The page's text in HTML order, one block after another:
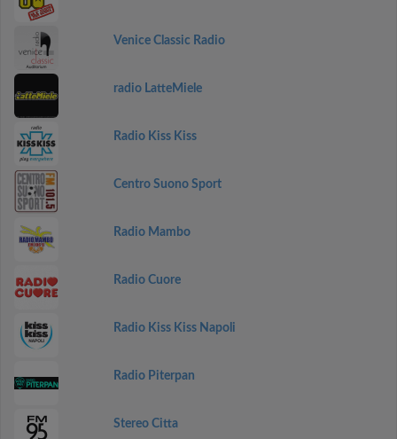
Venice Classic Radio
radio LatteMiele
Radio Kiss Kiss
Centro Suono Sport
Radio Mambo
Radio Cuore
Radio Kiss Kiss Napoli
Radio Piterpan
Stereo Citta